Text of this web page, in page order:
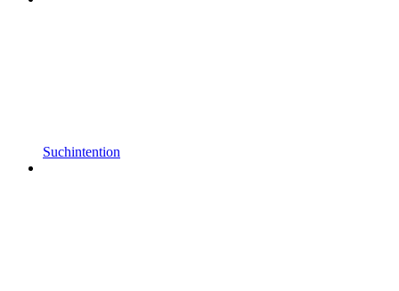
Suchintention